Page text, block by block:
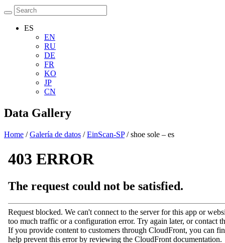
ES
EN
RU
DE
FR
KO
JP
CN
Data Gallery
Home /Galería de datos /EinScan-SP/ shoe sole – es